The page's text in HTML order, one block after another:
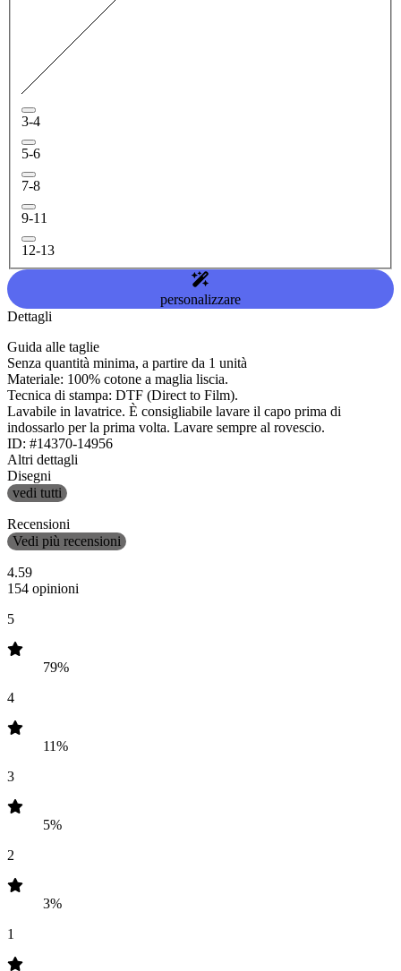
3-4
5-6
7-8
9-11
12-13
personalizzare
Dettagli
Guida alle taglie
Senza quantità minima, a partire da 1 unità
Materiale: 100% cotone a maglia liscia.
Tecnica di stampa: DTF (Direct to Film).
Lavabile in lavatrice. È consigliabile lavare il capo prima di
indossarlo per la prima volta. Lavare sempre al rovescio.
ID: #14370-14956
Altri dettagli
Disegni
vedi tutti
Recensioni
Vedi più recensioni
4.59
154 opinioni
5
79%
4
11%
3
5%
2
3%
1